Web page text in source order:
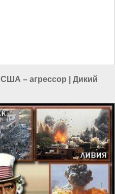
США – агрессор
Дикий